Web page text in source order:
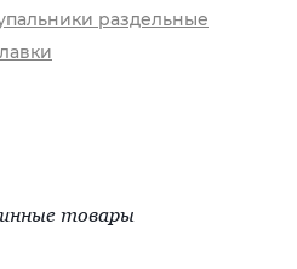
раздельные
товары